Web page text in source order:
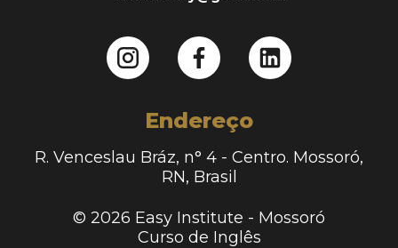
Endereço
R. Venceslau Bráz, n° 4 - Centro. Mossoró,
RN, Brasil
© 2026 Easy Institute - Mossoró
Curso de Inglês